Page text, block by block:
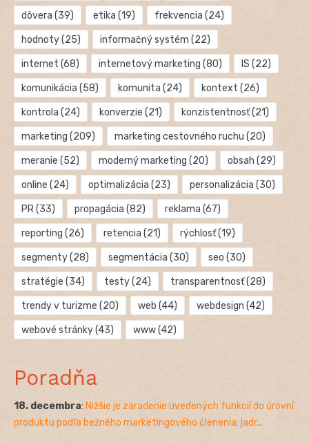
dôvera (39) etika (19) frekvencia (24)
hodnoty(25) informačný systém (22)
internet (68) internetový marketing (80) IS (22)
komunikácia (58) komunita (24) kontext (26)
kontrola (24) konverzie (21) konzistentnosť(21)
marketing (209) marketing cestovného ruchu (20)
meranie (52) moderný marketing (20) obsah (29)
online (24) optimalizácia (23) personalizácia (30)
PR(33) propagácia (82) reklama (67)
reporting (26) retencia (21) rýchlosť(19)
segmenty(28) segmentácia (30) seo (30)
stratégie (34) testy(24) transparentnosť(28)
trendy v turizme (20) web (44) webdesign (42)
webové stránky(43) www(42)
Poradňa
18. decembra: Nižšie je zaradenie uvedených funkcií do úrovní
produktu podľa bežného marketingového členenia: jadr...